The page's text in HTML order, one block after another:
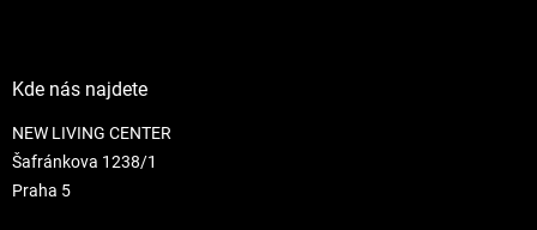
Kde nás najdete
NEW LIVING CENTER
Šafránkova 1238/1
Praha 5